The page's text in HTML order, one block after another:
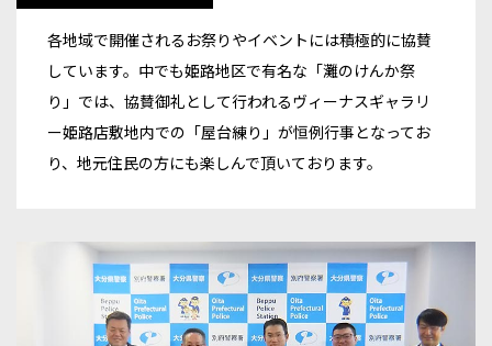
各地域で開催されるお祭りやイベントには積極的に協賛
しています。中でも姫路地区で有名な「灘のけんか祭
り」では、協賛御礼として行われるヴィーナスギャラリ
ー姫路店敷地内での「屋台練り」が恒例行事となってお
り、地元住民の方にも楽しんで頂いております。